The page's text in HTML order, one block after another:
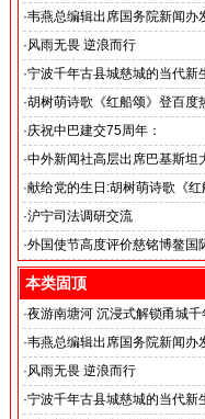
·韦燕总编辑出席国务院新闻办
关注海关总署“十五五”时期守好
·风雨无畏 逆浪而行
旭日应急救援队硬核抗巴“威风”
·宁波千年古县城慈城的当代新
·胡树萌诗歌《红船颂》登百度
数亿次 打破“曲高和寡”的传播困
·庆祝中巴建交75周年：
韦燕总裁同多国大使出席巴基
节”
·中外新闻社高层出席巴基斯坦
医药、保健和生物科技职业技
·献给党的生日:胡树萌诗歌《
党啊 我怎能不为你放声歌唱》
·沪宁司法调研交流
共探司法鉴定发展新路
·外国使节高度评价慈铭博鳌国
本类固顶
·夜游南塘河 沉浸式解锁甬城千
·韦燕总编辑出席国务院新闻办
关注海关总署“十五五”时期守好
·风雨无畏 逆浪而行
旭日应急救援队硬核抗巴“威风”
·宁波千年古县城慈城的当代新